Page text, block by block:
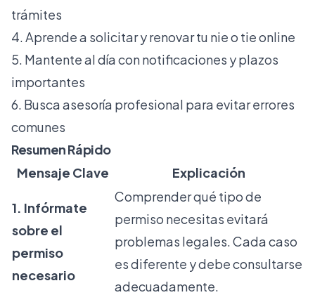
trámites
4. Aprende a solicitar y renovar tu nie o tie online
5. Mantente al día con notificaciones y plazos
importantes
6. Busca asesoría profesional para evitar errores
comunes
Resumen Rápido
Mensaje Clave
Explicación
1. Infórmate
sobre el
permiso
necesario
Comprender qué tipo de
permiso necesitas evitará
problemas legales. Cada caso
es diferente y debe consultarse
adecuadamente.